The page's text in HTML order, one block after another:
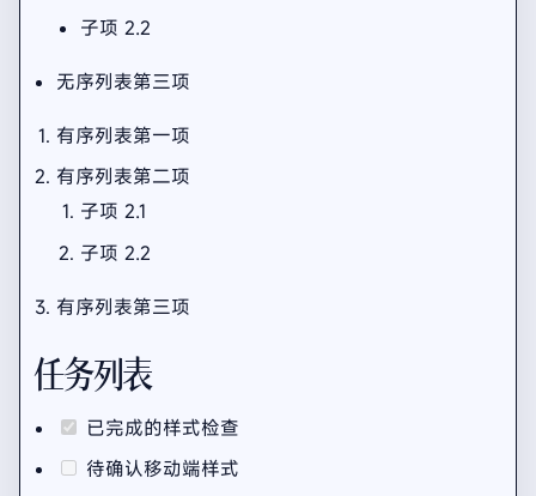
子项 2.2
无序列表第三项
有序列表第一项
有序列表第二项
子项 2.1
子项 2.2
有序列表第三项
任务列表
已完成的样式检查
待确认移动端样式